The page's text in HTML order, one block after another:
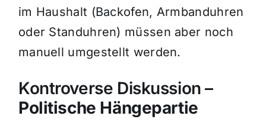
im Haushalt (Backofen, Armbanduhren
oder Standuhren) müssen aber noch
manuell umgestellt werden.
Kontroverse Diskussion –
Politische Hängepartie